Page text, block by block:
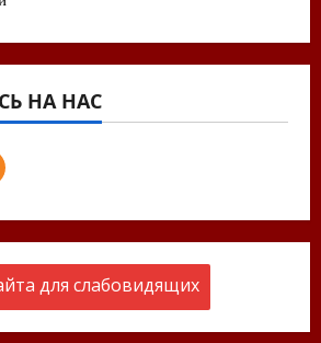
НА НАС
для слабовидящих